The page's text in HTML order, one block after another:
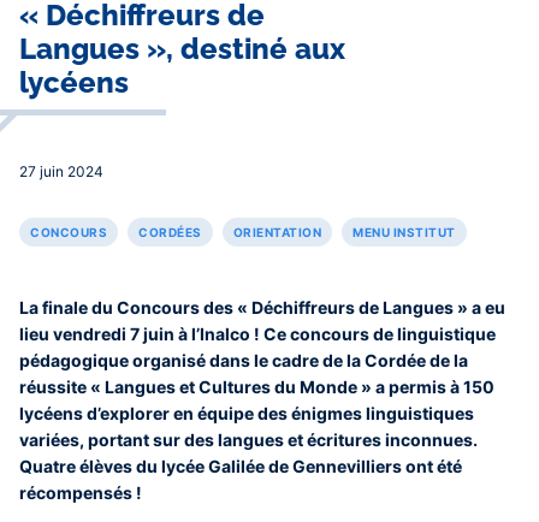
« Déchiffreurs de
Langues », destiné aux
lycéens
27 juin 2024
CONCOURS CORDÉES ORIENTATION MENU INSTITUT
La finale du Concours des « Déchiffreurs de Langues » a eu
lieu vendredi 7 juin à l’Inalco ! Ce concours de linguistique
pédagogique organisé dans le cadre de la Cordée de la
réussite « Langues et Cultures du Monde » a permis à 150
lycéens d’explorer en équipe des énigmes linguistiques
variées, portant sur des langues et écritures inconnues.
Quatre élèves du lycée Galilée de Gennevilliers ont été
récompensés !